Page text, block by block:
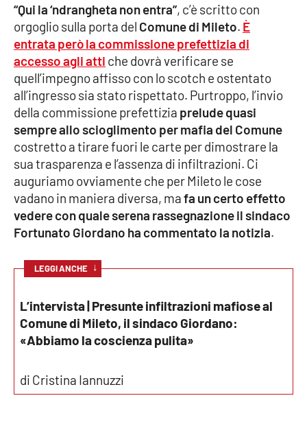
VIDEO
Ambiente
Cronaca
Cultura
Economia e Lavoro
Politica
Società
Sport
Good Morning Vietnam
“Qui la ‘ndrangheta non entra”, c’è scritto con
orgoglio sulla porta del Comune di Mileto. È
entrata però la commissione prefettizia di
accesso agli atti che dovrà verificare se
quell’impegno affisso con lo scotch e ostentato
all’ingresso sia stato rispettato. Purtroppo, l’invio
della commissione prefettizia prelude quasi
sempre allo scioglimento per mafia del Comune
costretto a tirare fuori le carte per dimostrare la
sua trasparenza e l’assenza di infiltrazioni. Ci
auguriamo ovviamente che per Mileto le cose
vadano in maniera diversa, mafa un certo effetto
vedere con quale serena rassegnazione il sindaco
Fortunato Giordano ha commentato la notizia.
LEGGI ANCHE ↓
L’intervista | Presunte infiltrazioni mafiose al
Comune di Mileto, il sindaco Giordano:
«Abbiamo la coscienza pulita»
di Cristina Iannuzzi